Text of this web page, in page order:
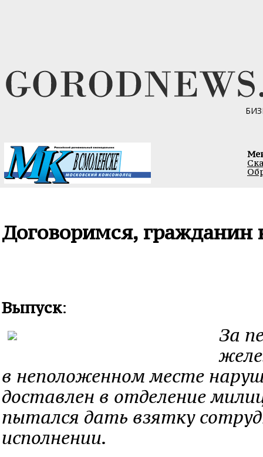
Договоримся, гражданин
Выпуск:
За
в неположенном месте
доставлен в отделение
пытался дать взятку
исполнении.